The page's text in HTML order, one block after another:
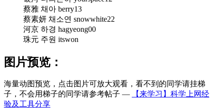
蔡雅 채아 berry13
蔡素妍 채소연 snowwhite22
河京 하경 hagyeong00
珠元 주원 itswon
图片预览：
海量动图预览，点击图片可放大观看，看不到的同学请挂梯
子，不会用梯子的同学请参考帖子 —
【来学习】科学上网经
验及工具分享